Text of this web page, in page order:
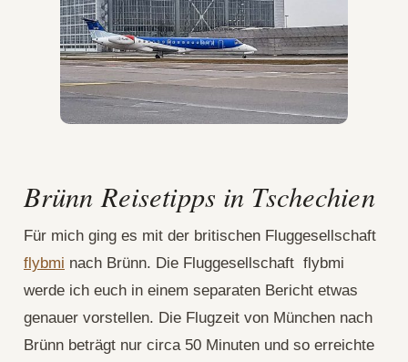
Brünn Reisetipps in Tschechien
Für mich ging es mit der britischen Fluggesellschaft
flybmi nach Brünn. Die Fluggesellschaft flybmi
werde ich euch in einem separaten Bericht etwas
genauer vorstellen. Die Flugzeit von München nach
Brünn beträgt nur circa 50 Minuten und so erreichte